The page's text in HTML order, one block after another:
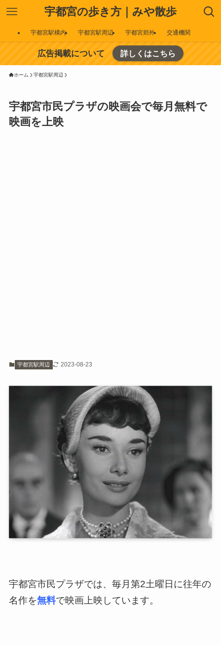
宇都宮の歩き方｜みや散歩
宇都宮駅構内 宇都宮駅周辺 宇都宮郊外 交通機関
広告掲載について 詳しくはこちら
ホーム 宇都宮駅周辺
宇都宮市民プラザの映画会で毎月無料で
映画を上映
宇都宮駅周辺 2023-08-23
宇都宮市民プラザでは、毎月第2土曜日に往年の
名作を無料で映画上映しています。